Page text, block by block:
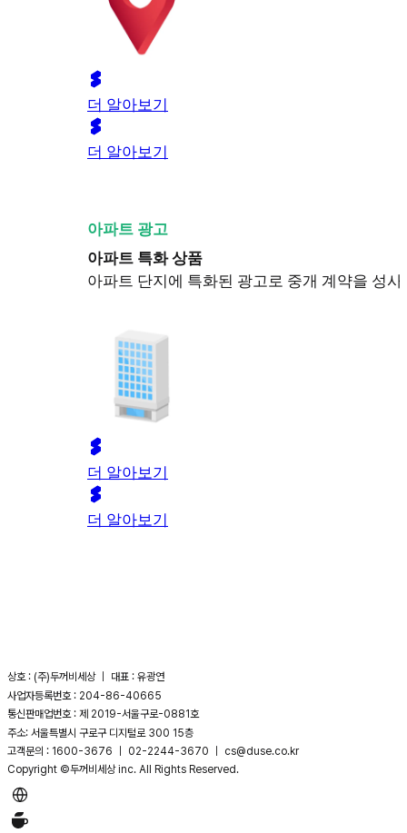
더 알아보기
더 알아보기
아파트 광고
아파트 특화 상품
아파트 단지에 특화된 광고로 중개 계약을 성사
더 알아보기
더 알아보기
상호 : (주)두꺼비세상 ｜ 대표 : 유광연
사업자등록번호 : 204-86-40665
통신판매업번호 : 제 2019-서울구로-0881호
주소: 서울특별시 구로구 디지털로 300 15층
고객문의 : 1600-3676 ｜ 02-2244-3670 ｜ cs@duse.co.kr
Copyright ©두꺼비세상 inc. All Rights Reserved.